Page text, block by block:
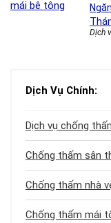
Dịch
Dịch Vụ Chính:
Dịch vụ chống
Chống thấm sân
Chống thấm nhà
Chống thấm mái